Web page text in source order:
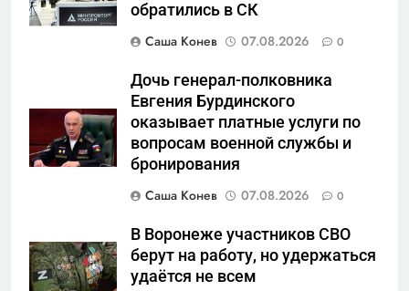
обратились в СК
Саша Конев
07.08.2026 0
Дочь генерал-полковника
Евгения Бурдинского
оказывает платные услуги по
вопросам военной службы и
бронирования
Саша Конев
07.08.2026 0
В Воронеже участников СВО
берут на работу, но удержаться
удаётся не всем
Что происходит в
калининградском анклаве:
защиты Отечества»
6
«500-тонный беспилотник»
или очередная показуха? Что
скрывает российский ВМФ
Перезагрузка в Удмуртии:
Отставка Бречалова как